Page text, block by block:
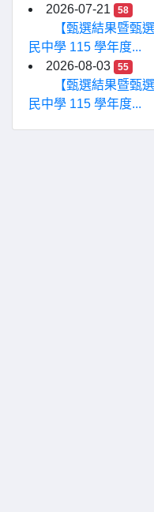
2026-07-21
58
【甄選結果暨甄
民中學 115 學年度...
2026-08-03
55
【甄選結果暨甄
民中學 115 學年度...